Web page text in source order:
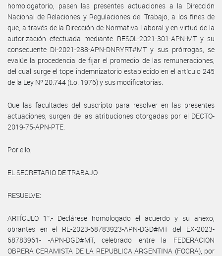
homologatorio, pasen las presentes actuaciones a la Dirección
Nacional de Relaciones y Regulaciones del Trabajo, a los fines de
que, a través de la Dirección de Normativa Laboral y en virtud de la
autorización efectuada mediante RESOL-2021-301-APN-MT y su
consecuente DI-2021-288-APN-DNRYRT#MT y sus prórrogas, se
evalúe la procedencia de fijar el promedio de las remuneraciones,
del cual surge el tope indemnizatorio establecido en el artículo 245
de la Ley Nº 20.744 (t.o. 1976) y sus modificatorias.
Que las facultades del suscripto para resolver en las presentes
actuaciones, surgen de las atribuciones otorgadas por el DECTO-
2019-75-APN-PTE.
Por ello,
EL SECRETARIO DE TRABAJO
RESUELVE:
ARTÍCULO 1°.- Declárese homologado el acuerdo y su anexo,
obrantes en el RE-2023-68783923-APN-DGD#MT del EX-2023-
68783961- -APN-DGD#MT, celebrado entre la FEDERACION
OBRERA CERAMISTA DE LA REPUBLICA ARGENTINA (FOCRA), por